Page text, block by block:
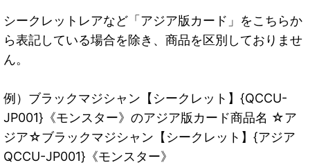
シークレットレアなど「アジア版カード」をこちらか
ら表記している場合を除き、商品を区別しておりませ
ん。
例）ブラックマジシャン【シークレット】{QCCU-
JP001}《モンスター》のアジア版カード商品名 ☆ア
ジア☆ブラックマジシャン【シークレット】{アジア
QCCU-JP001}《モンスター》